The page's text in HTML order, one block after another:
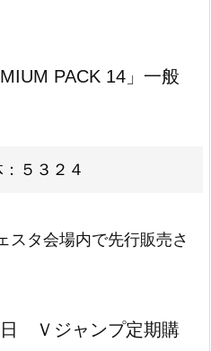
PACK 14」一般
５３２４
スタ会場内で先行販売さ
日 Ｖジャンプ定期購